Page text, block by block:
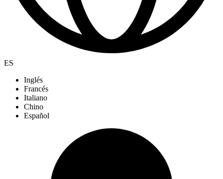
ES
Inglés
Francés
Italiano
Chino
Español